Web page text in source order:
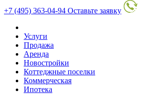
+7 (495) 363-04-94 Оставьте заявку
Услуги
Продажа
Аренда
Новостройки
Коттеджные поселки
Коммерческая
Ипотека